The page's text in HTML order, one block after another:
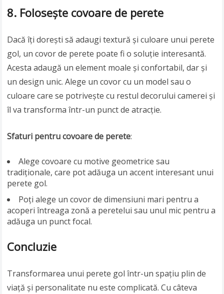
8. Folosește covoare de perete
Dacă îți dorești să adaugi textură și culoare unui perete
gol, un covor de perete poate fi o soluție interesantă.
Acesta adaugă un element moale și confortabil, dar și
un design unic. Alege un covor cu un model sau o
culoare care se potrivește cu restul decorului camerei și
îl va transforma într-un punct de atracție.
Sfaturi pentru covoare de perete:
Alege covoare cu motive geometrice sau
tradiționale, care pot adăuga un accent interesant unui
perete gol.
Poți alege un covor de dimensiuni mari pentru a
acoperi întreaga zonă a peretelui sau unul mic pentru a
adăuga un punct focal.
Concluzie
Transformarea unui perete gol într-un spațiu plin de
viață și personalitate nu este complicată. Cu câteva